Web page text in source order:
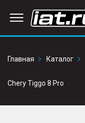
Главная
Каталог
Chery Tiggo 8 Pro